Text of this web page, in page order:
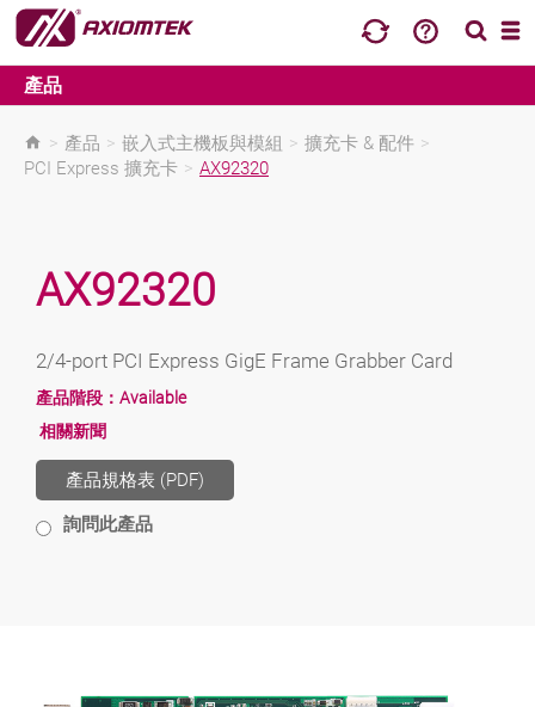
產品
> 產品 > 嵌入式主機板與模組 > 擴充卡 & 配件 >
PCI Express 擴充卡 > AX92320
AX92320
2/4-port PCI Express GigE Frame Grabber Card
產品階段： Available
相關新聞
產品規格表 (PDF)
詢問此產品